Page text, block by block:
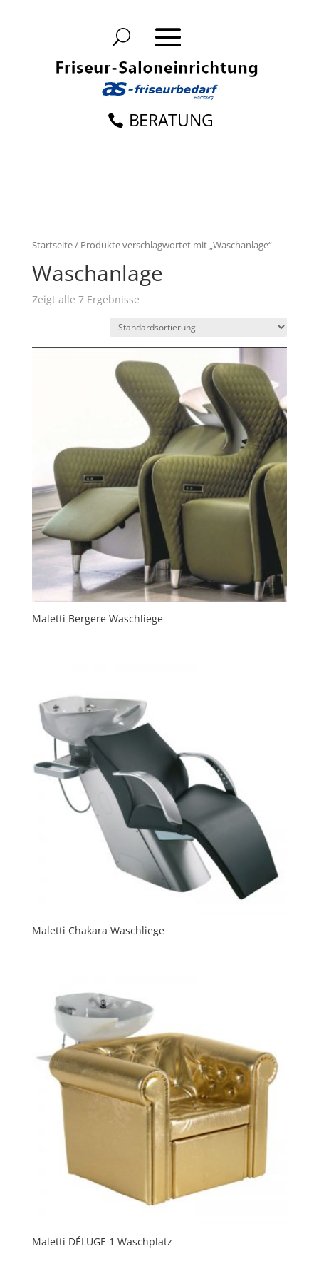
BERATUNG
Startseite/ Produkte verschlagwortet mit „Waschanlage“
Waschanlage
Zeigt alle 7 Ergebnisse
Maletti Bergere Waschliege
Maletti Chakara Waschliege
Maletti DÉLUGE 1 Waschplatz